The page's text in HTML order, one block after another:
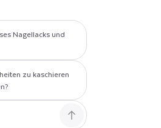
Nagellacks und
zu kaschieren